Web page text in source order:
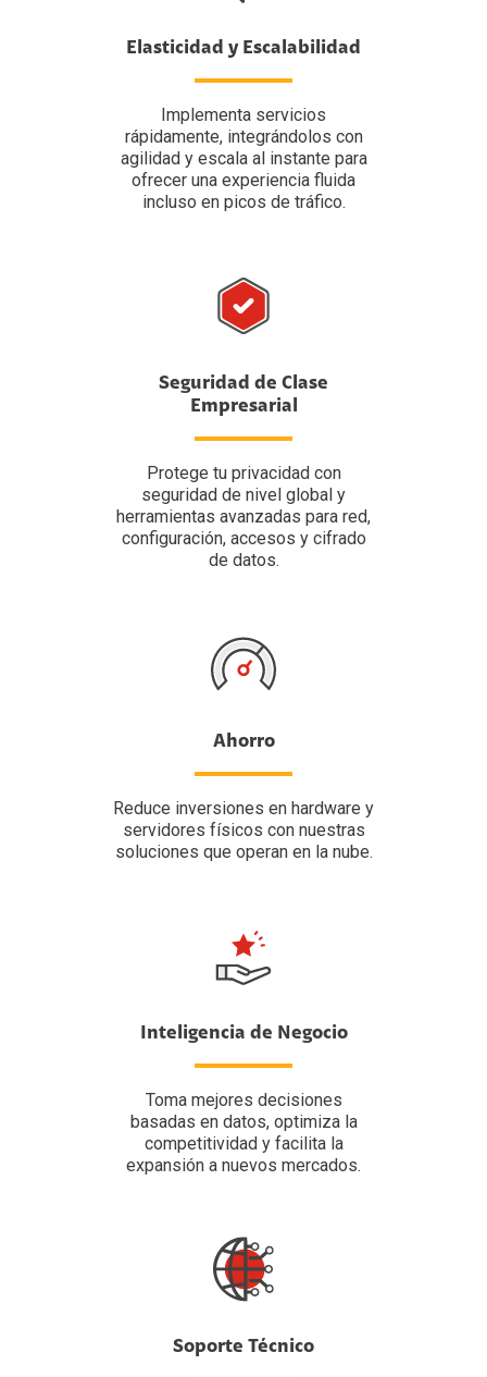
Elasticidad y Escalabilidad
Implementa servicios
rápidamente, integrándolos con
agilidad y escala al instante para
ofrecer una experiencia fluida
incluso en picos de tráfico.
Seguridad de Clase
Empresarial
Protege tu privacidad con
seguridad de nivel global y
herramientas avanzadas para red,
configuración, accesos y cifrado
de datos.
Ahorro
Reduce inversiones en hardware y
servidores físicos con nuestras
soluciones que operan en la nube.
Inteligencia de Negocio
Toma mejores decisiones
basadas en datos, optimiza la
competitividad y facilita la
expansión a nuevos mercados.
Soporte Técnico